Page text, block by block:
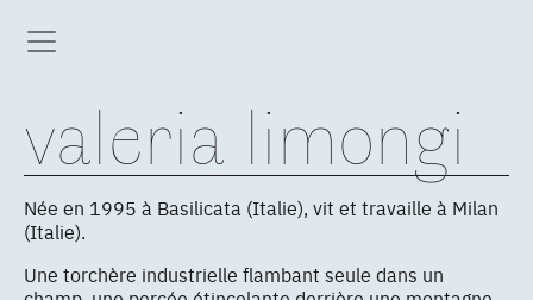
valeria limongi
Née en 1995 à Basilicata (Italie), vit et travaille à Milan
(Italie).
Une torchère industrielle flambant seule dans un